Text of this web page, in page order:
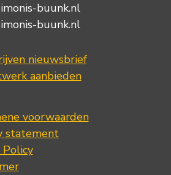
buunk.nl
buunk.nl
nieuwsbrief
aanbieden
voorwaarden
statement
Policy